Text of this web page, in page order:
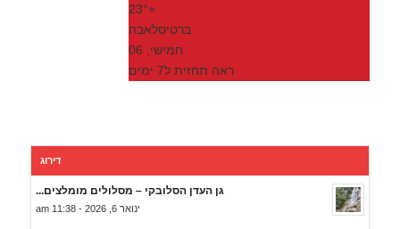
+
23°
ברטיסלאבה
חמישי, 06
ראה תחזית ל7 ימים
דירוג
גן העדן הסלובקי – מסלולים מומלצים...
ינואר 6, 2026 - 11:38 am